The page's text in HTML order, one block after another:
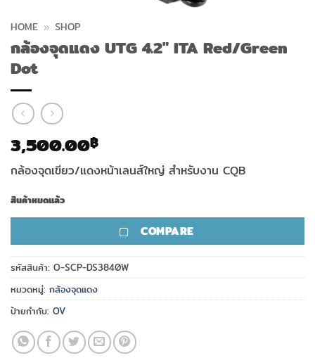
HOME » SHOP
กล้องจุดแดง UTG 4.2″ ITA Red/Green
Dot
3,500.00฿
กล้องจุดเขียว/แดงหน้าเลนส์ใหญ่ สำหรับงาน CQB
สินค้าหมดแล้ว
COMPARE
รหัสสินค้า: O-SCP-DS3840W
หมวดหมู่: กล้องจุดแดง
ป้ายกำกับ: OV